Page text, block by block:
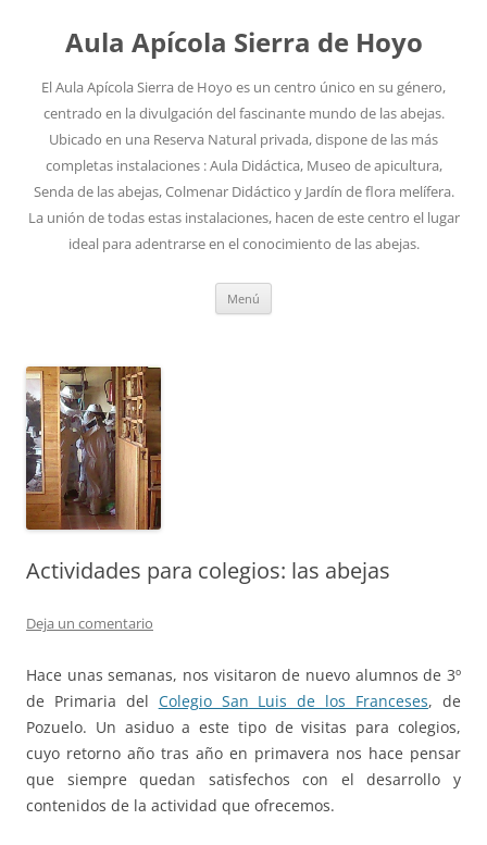
Aula Apícola Sierra de Hoyo
El Aula Apícola Sierra de Hoyo es un centro único en su género,
centrado en la divulgación del fascinante mundo de las abejas.
Ubicado en una Reserva Natural privada, dispone de las más
completas instalaciones : Aula Didáctica, Museo de apicultura,
Senda de las abejas, Colmenar Didáctico y Jardín de flora melífera.
La unión de todas estas instalaciones, hacen de este centro el lugar
ideal para adentrarse en el conocimiento de las abejas.
Menú
Actividades para colegios: las abejas
Deja un comentario
Hace unas semanas, nos visitaron de nuevo alumnos de 3º
de Primaria del Colegio San Luis de los Franceses, de
Pozuelo. Un asiduo a este tipo de visitas para colegios,
cuyo retorno año tras año en primavera nos hace pensar
que siempre quedan satisfechos con el desarrollo y
contenidos de la actividad que ofrecemos.